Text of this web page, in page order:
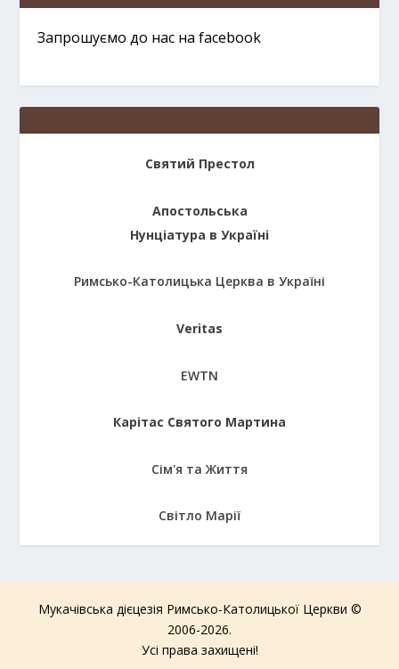
Запрошуємо до нас на facebook
Святий Престол
Апостольська
Нунціатура в Україні
Римсько-Католицька Церква в Україні
Veritas
EWTN
Карітас Святого Мартина
Сім'я та Життя
Світло Марії
Мукачівська дієцезія Римсько-Католицької Церкви ©
2006-2026.
Усі права захищені!